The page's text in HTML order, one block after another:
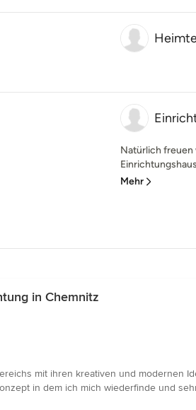
Natürlich freuen
Mehr
in Chemnitz
mit ihren kreativen und modernen
in dem ich mich wiederfinde und